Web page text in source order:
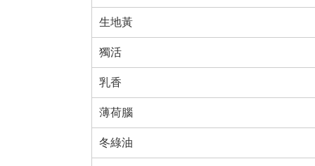
生地黃
獨活
乳香
薄荷腦
冬綠油